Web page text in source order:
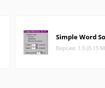
Simple Word
Версия: 1.0 (0.15